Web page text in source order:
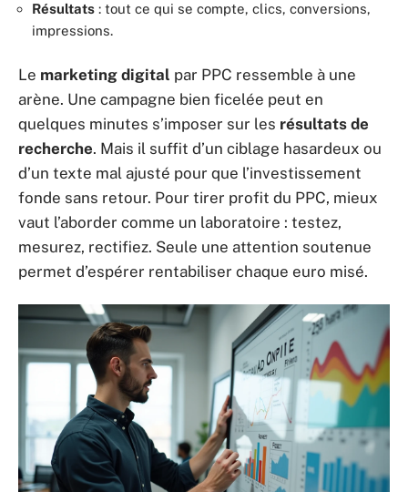
Résultats : tout ce qui se compte, clics, conversions,
impressions.
Le marketing digital par PPC ressemble à une
arène. Une campagne bien ficelée peut en
quelques minutes s’imposer sur les résultats de
recherche. Mais il suffit d’un ciblage hasardeux ou
d’un texte mal ajusté pour que l’investissement
fonde sans retour. Pour tirer profit du PPC, mieux
vaut l’aborder comme un laboratoire : testez,
mesurez, rectifiez. Seule une attention soutenue
permet d’espérer rentabiliser chaque euro misé.